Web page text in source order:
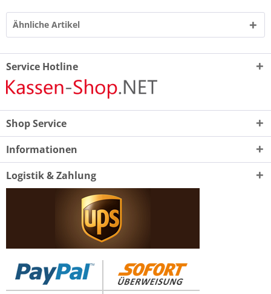
Ähnliche Artikel
Service Hotline
Shop Service
Informationen
Logistik & Zahlung